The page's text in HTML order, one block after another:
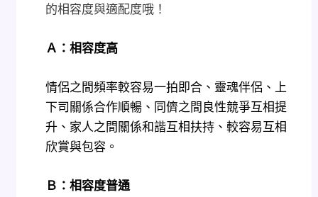
的相容度與適配度哦！
Ａ：相容度高
情侶之間頻率較容易一拍即合、靈魂伴侶、上
下司關係合作順暢、同儕之間良性競爭互相提
升、家人之間關係和諧互相扶持、較容易互相
欣賞與包容。
Ｂ：相容度普通